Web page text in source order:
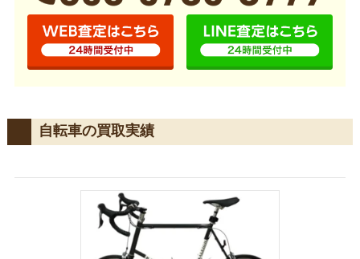
自転車の買取実績